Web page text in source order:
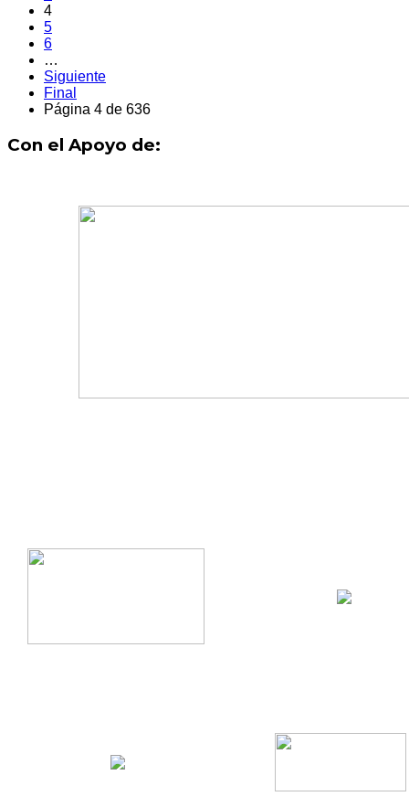
4
5
6
…
Siguiente
Final
Página 4 de 636
Con el Apoyo de: